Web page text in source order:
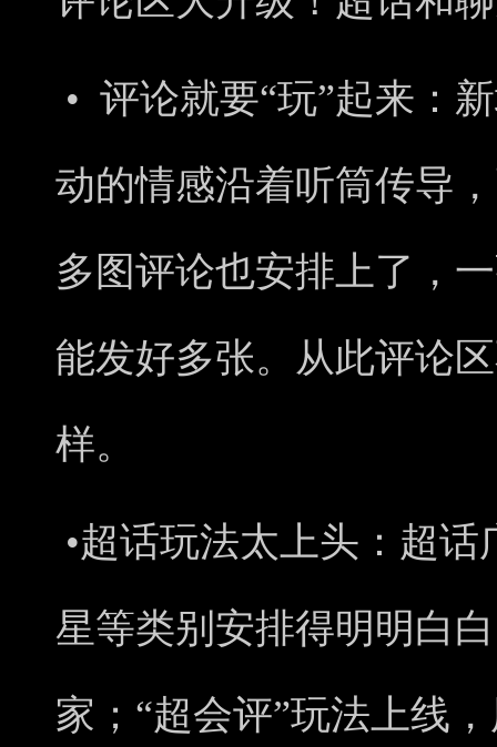
• 评论就要“玩”起来：
动的情感沿着听筒传导
多图评论也安排上了，
能发好多张。从此评论
样。
•超话玩法太上头： 超话
星等类别安排得明明白
家；“超会评”玩法上线